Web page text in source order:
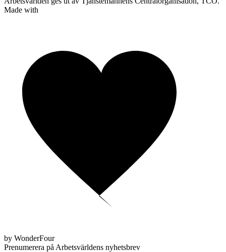
Made with
by WonderFour
Prenumerera på Arbetsvärldens nyhetsbrev